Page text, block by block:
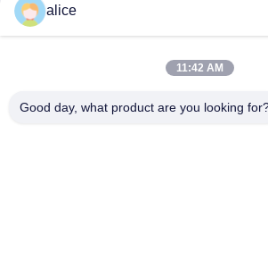
Adresse
alice
11:42 AM
Good day, what product are you looking